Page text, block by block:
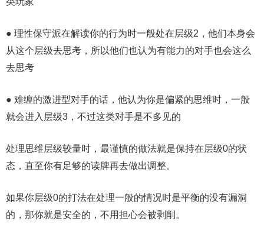
● 理性保守派在解读你的行为时一般处在层级2，他们本身会
从这个层级去思考，所以他们也认为有能力的对手也会这么
去思考
● 难缠的激进型对手的话，他认为你是偏紧的思维时，一般
就会进入层级3，不过这类对手是不多见的
处理思维层级较量时，最谨慎的做法就是保持在层级0的状
态，直至你有足够的读牌再去做出调整。
如果你层级0的打法在处理一般的情况时是平衡的没有漏洞
的，那你就是安全的，不用担心会被剥削。